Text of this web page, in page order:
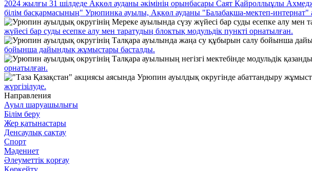
2024 жылғы 31 шілдеде Ақкөл ауданы әкімінің орынбасары Саят Қайроллыұлы
білім басқармасының" Урюпинка ауылы, Ақкөл ауданы "Балабақша-мектеп-
жүйесі бар суды есепке алу мен таратудың блоктық модульдік пункті орнатылған.
бойынша дайындық жұмыстары басталды.
орнатылған.
жүргізілуде.
Направления
Ауыл шаруашылығы
Білім беру
Жер қатынастары
Денсаулық сақтау
Спорт
Мәдениет
Әлеуметтік қорғау
Көркейту